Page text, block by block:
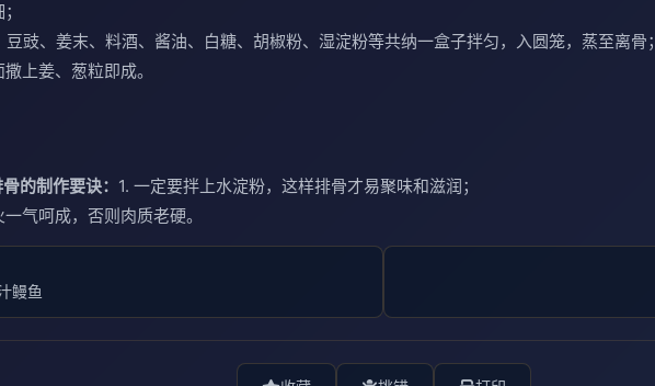
豉、姜末、料酒、酱油、白糖、胡椒粉、湿淀粉等共纳一盒子拌匀，入圆笼，蒸至离骨；
上姜、葱粒即成。
的制作要诀： 1. 一定要拌上水淀粉，这样排骨才易聚味和滋润；
气呵成，否则肉质老硬。
鳗鱼